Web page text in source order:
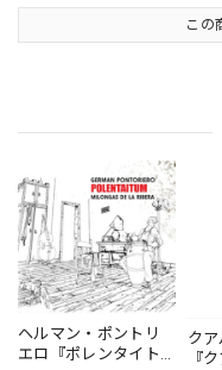
この
ヘルマン・ポントリ
エロ『ポレンタイト
ク
『